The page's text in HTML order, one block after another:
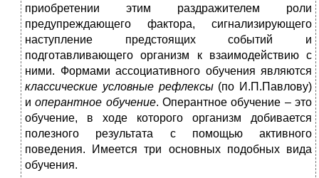
приобретении этим раздражителем роли
предупреждающего фактора, сигнализирующего
наступление предстоящих событий и
подготавливающего организм к взаимодействию с
ними. Формами ассоциативного обучения являются
классические условные рефлексы(по И.П.Павлову)
иоперантное обучение. Оперантное обучение – это
обучение, в ходе которого организм добивается
полезного результата с помощью активного
поведения. Имеется три основных подобных вида
обучения.